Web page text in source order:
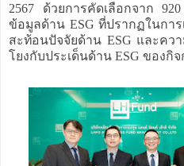
2567 ด้วยการคัดเลือกจาก
ข้อมูลด้าน ESG ที่ปรากฏในกา
สะท้อนปัจจัยด้าน ESG และคว
โยงกับประเด็นด้าน ESG ของกิจ